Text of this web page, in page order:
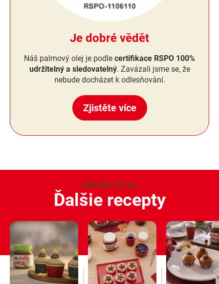
Je dobré vědět
Náš palmový olej je podle certifikace RSPO 100%
udržitelný a sledovatelný. Zavázali jsme se, že
nebude docházet k odlesňování.
Zjistěte více
INŠPIRUJTE SA
Ďalšie recepty